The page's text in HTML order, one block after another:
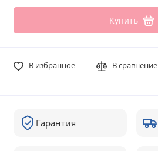
Купить
В избранное В сравнение
Гарантия